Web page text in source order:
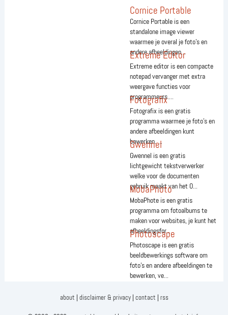
Cornice Portable
Cornice Portable is een
standalone image viewer
waarmee je overal je foto's en
andere afbeeldingen...
Extreme Editor
Extreme editor is een compacte
notepad vervanger met extra
weergave functies voor
programmeurs....
Fotografix
Fotografix is een gratis
programma waarmee je foto's en
andere afbeeldingen kunt
bawerken. ...
Gwennel
Gwennel is een gratis
lichtgewicht tekstverwerker
welke voor de documenten
gebruik maakt van het O...
MobaPhoto
MobaPhote is een gratis
programma om fotoalbums te
maken voor websites, je kunt het
afbeeldingsfor...
Photoscape
Photoscape is een gratis
beeldbewerkings software om
foto's en andere afbeeldingen te
bewerken, ve...
about | disclaimer & privacy| contact | rss